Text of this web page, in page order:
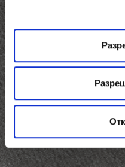
и будьте в
Twils
Email